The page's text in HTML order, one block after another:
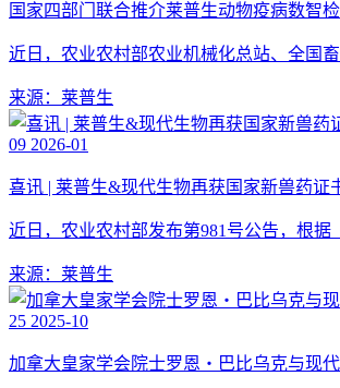
国家四部门联合推介莱普生动物疫病数智检
近日，农业农村部农业机械化总站、全国
来源：莱普生
09 2026-01
喜讯 | 莱普生&现代生物再获国家新兽药证
近日，农业农村部发布第981号公告，根
来源：莱普生
25 2025-10
加拿大皇家学会院士罗恩・巴比乌克与现